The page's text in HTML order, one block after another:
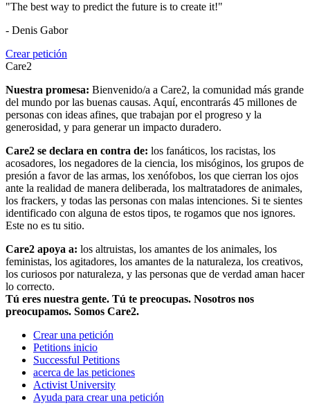
"The best way to predict the future is to create it!"
- Denis Gabor
Crear petición
Care2
Nuestra promesa: Bienvenido/a a Care2, la comunidad más grande
del mundo por las buenas causas. Aquí, encontrarás 45 millones de
personas con ideas afines, que trabajan por el progreso y la
generosidad, y para generar un impacto duradero.
Care2 se declara en contra de: los fanáticos, los racistas, los
acosadores, los negadores de la ciencia, los misóginos, los grupos de
presión a favor de las armas, los xenófobos, los que cierran los ojos
ante la realidad de manera deliberada, los maltratadores de animales,
los frackers, y todas las personas con malas intenciones. Si te sientes
identificado con alguna de estos tipos, te rogamos que nos ignores.
Este no es tu sitio.
Care2 apoya a: los altruistas, los amantes de los animales, los
feministas, los agitadores, los amantes de la naturaleza, los creativos,
los curiosos por naturaleza, y las personas que de verdad aman hacer
lo correcto.
Tú eres nuestra gente. Tú te preocupas. Nosotros nos
preocupamos. Somos Care2.
Crear una petición
Petitions inicio
Successful Petitions
acerca de las peticiones
Activist University
Ayuda para crear una petición